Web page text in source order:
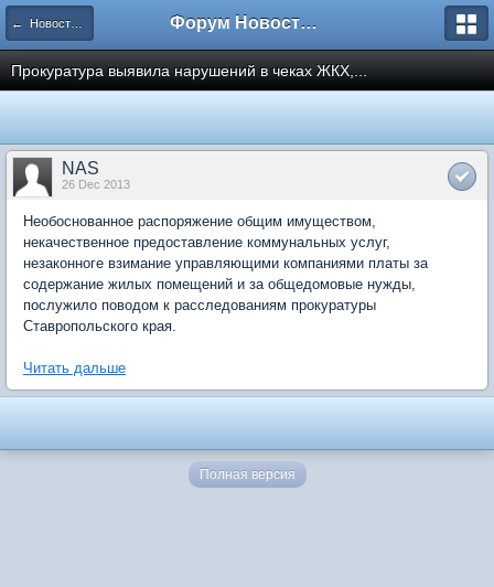
← Новости рынка недвижимости Форум Новостройки
Прокуратура выявила нарушений в чеках ЖКХ,...
NAS
26 Dec 2013
Необоснованное распоряжение общим имуществом,
некачественное предоставление коммунальных услуг,
незаконноге взимание управляющими компаниями платы за
содержание жилых помещений и за общедомовые нужды,
послужило поводом к расследованиям прокуратуры
Ставропольского края.
Читать дальше
Полная версия